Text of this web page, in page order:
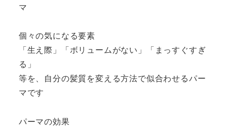
マ
個々の気になる要素
「生え際」「ボリュームがない」「まっすぐすぎ
る」
等を、自分の髪質を変える方法で似合わせるパー
マです
パーマの効果